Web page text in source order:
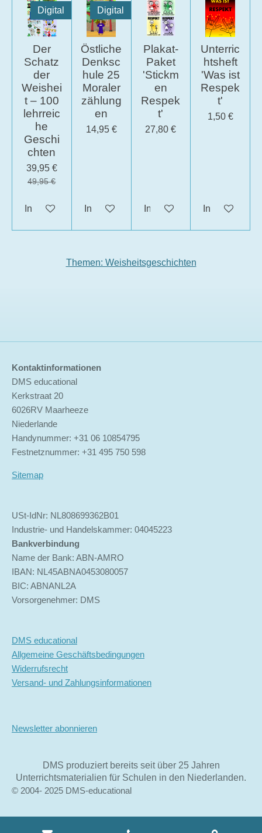
Digital
Der
Schatz
der
Weishei
t – 100
lehrreic
he
Geschi
chten
39,95 €
49,95 €
In den Warenkorb
Digital
Östliche
Denksc
hule 25
Moraler
zählung
en
14,95 €
In den Warenkorb
Plakat-
Paket
'Stickm
en
Respek
t'
27,80 €
In den Warenkorb
Unterric
htsheft
'Was ist
Respek
t'
1,50 €
In den
Themen: Weisheitsgeschichten
Kontaktinformationen
DMS educational
Kerkstraat 20
6026RV Maarheeze
Niederlande
Handynummer: +31 06 10854795
Festnetznummer: +31 495 750 598
Sitemap
USt-IdNr: NL808699362B01
Industrie- und Handelskammer: 04045223
Bankverbindung
Name der Bank: ABN-AMRO
IBAN: NL45ABNA0453080057
BIC: ABNANL2A
Vorsorgenehmer: DMS
DMS educational
Allgemeine Geschäftsbedingungen
Widerrufsrecht
Versand- und Zahlungsinformationen
Newsletter abonnieren
DMS produziert bereits seit über 25 Jahren
Unterrichtsmaterialien für Schulen in den Niederlanden.
© 2004- 2025 DMS-educational